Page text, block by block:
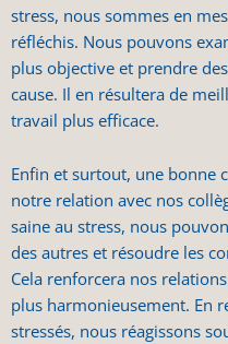
stress, nous sommes en
réfléchis. Nous pouvons
plus objective et prendre
cause. Il en résultera de
travail plus efficace.
Enfin et surtout, une bonne
notre relation avec nos
saine au stress, nous
des autres et résoudre les
Cela renforcera nos
plus harmonieusement. En
stressés, nous réagissons